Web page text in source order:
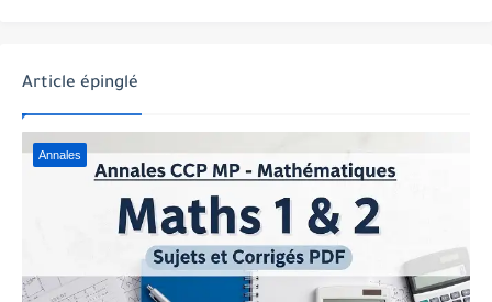
Article épinglé
Annales